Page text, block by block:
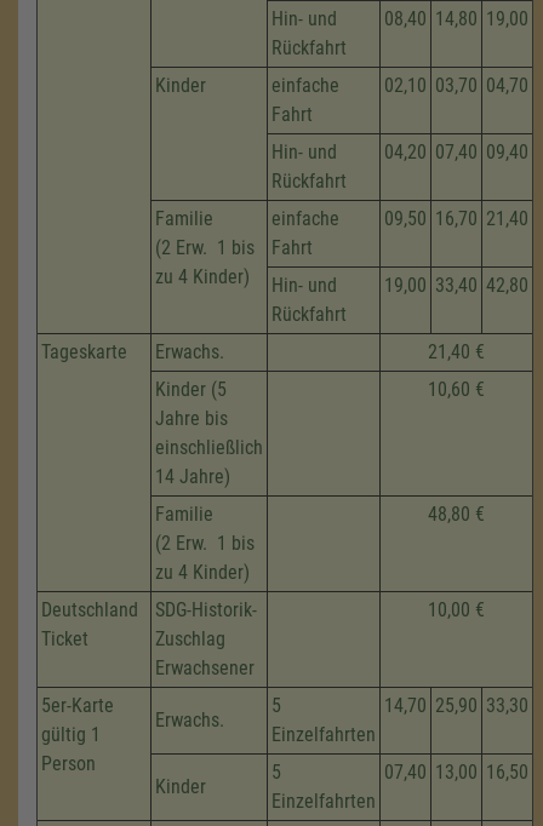
Hin- und
Rückfahrt
08,40 14,80 19,00
Kinder
einfache
Fahrt
02,10 03,70 04,70
Hin- und
Rückfahrt
04,20 07,40 09,40
Familie
(2 Erw. 1 bis
zu 4 Kinder)
einfache
Fahrt
09,50 16,70 21,40
Hin- und
Rückfahrt
19,00 33,40 42,80
Tageskarte Erwachs.
21,40 €
Kinder (5
Jahre bis
einschließlich
14 Jahre)
10,60 €
Familie
(2 Erw. 1 bis
zu 4 Kinder)
48,80 €
Deutschland
Ticket
SDG-Historik-
Zuschlag
Erwachsener
10,00 €
5er-Karte
gültig 1
Person
Erwachs.
5
Einzelfahrten
14,70 25,90 33,30
Kinder
5
Einzelfahrten
07,40 13,00 16,50